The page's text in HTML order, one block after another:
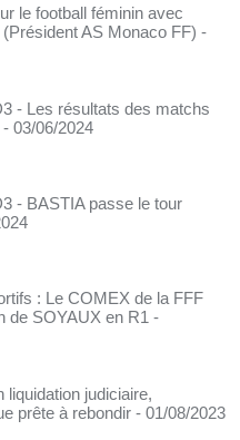
le football féminin avec
AS Monaco FF) -
- Les résultats des matchs
- 03/06/2024
- BASTIA passe le tour
: Le COMEX de la FFF
de SOYAUX en R1 -
liquidation judiciaire,
prête à rebondir - 01/08/2023